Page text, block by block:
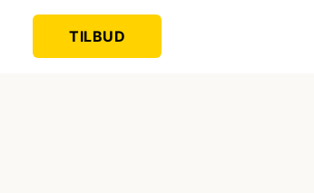
TILBUD